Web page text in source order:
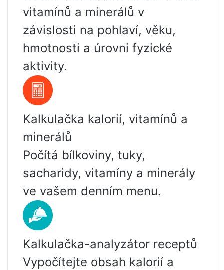
vitamínů a minerálů v
závislosti na pohlaví, věku,
hmotnosti a úrovni fyzické
aktivity.
Kalkulačka kalorií, vitamínů a
minerálů
Počítá bílkoviny, tuky,
sacharidy, vitamíny a minerály
ve vašem denním menu.
Kalkulačka-analyzátor receptů
Vypočítejte obsah kalorií a